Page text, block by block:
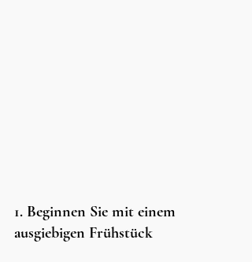
1. Beginnen Sie mit einem
ausgiebigen Frühstück